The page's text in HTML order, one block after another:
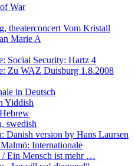
War
theaterconcert Vom Kristall
Marie A
Social Security: Hartz 4
Zu WAZ Duisburg 1.8.2008
in Deutsch
Yiddish
swedish
Danish version by Hans Laursen
Internationale
Ein Mensch ist mehr …